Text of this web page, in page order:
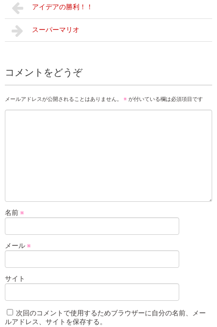
アイデアの勝利！！
スーパーマリオ
コメントをどうぞ
メールアドレスが公開されることはありません。 ※ が付いている欄は必須項目です
名前 ※
メール ※
サイト
次回のコメントで使用するためブラウザーに自分の名前、メー
ルアドレス、サイトを保存する。